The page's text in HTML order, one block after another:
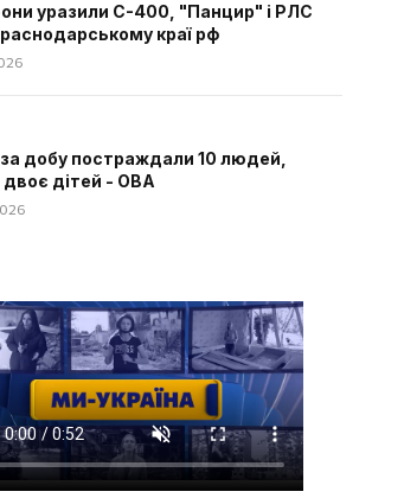
уразили С-400, "Панцир" і РЛС
краї рф
добу постраждали 10 людей,
двоє дітей - ОВА